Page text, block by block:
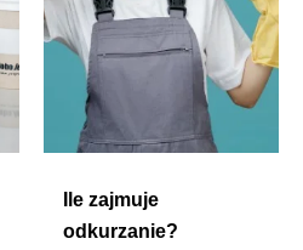
Ile zajmuje
odkurzanie?